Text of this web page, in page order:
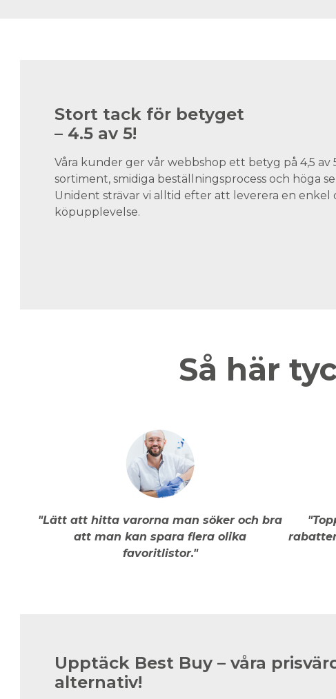
Stort tack för betyget
– 4.5 av 5!
Våra kunder ger vår webbshop ett betyg på 4,5 av
sortiment, smidiga beställningsprocess och höga
Unident strävar vi alltid efter att leverera en enkel
köpupplevelse.
Så här
"Lätt att hitta varorna man söker och bra
att man kan spara flera olika
favoritlistor."
Upptäck Best Buy – våra
alternativ!